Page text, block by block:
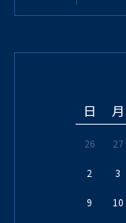
日 月
26 27
2 3
9 10